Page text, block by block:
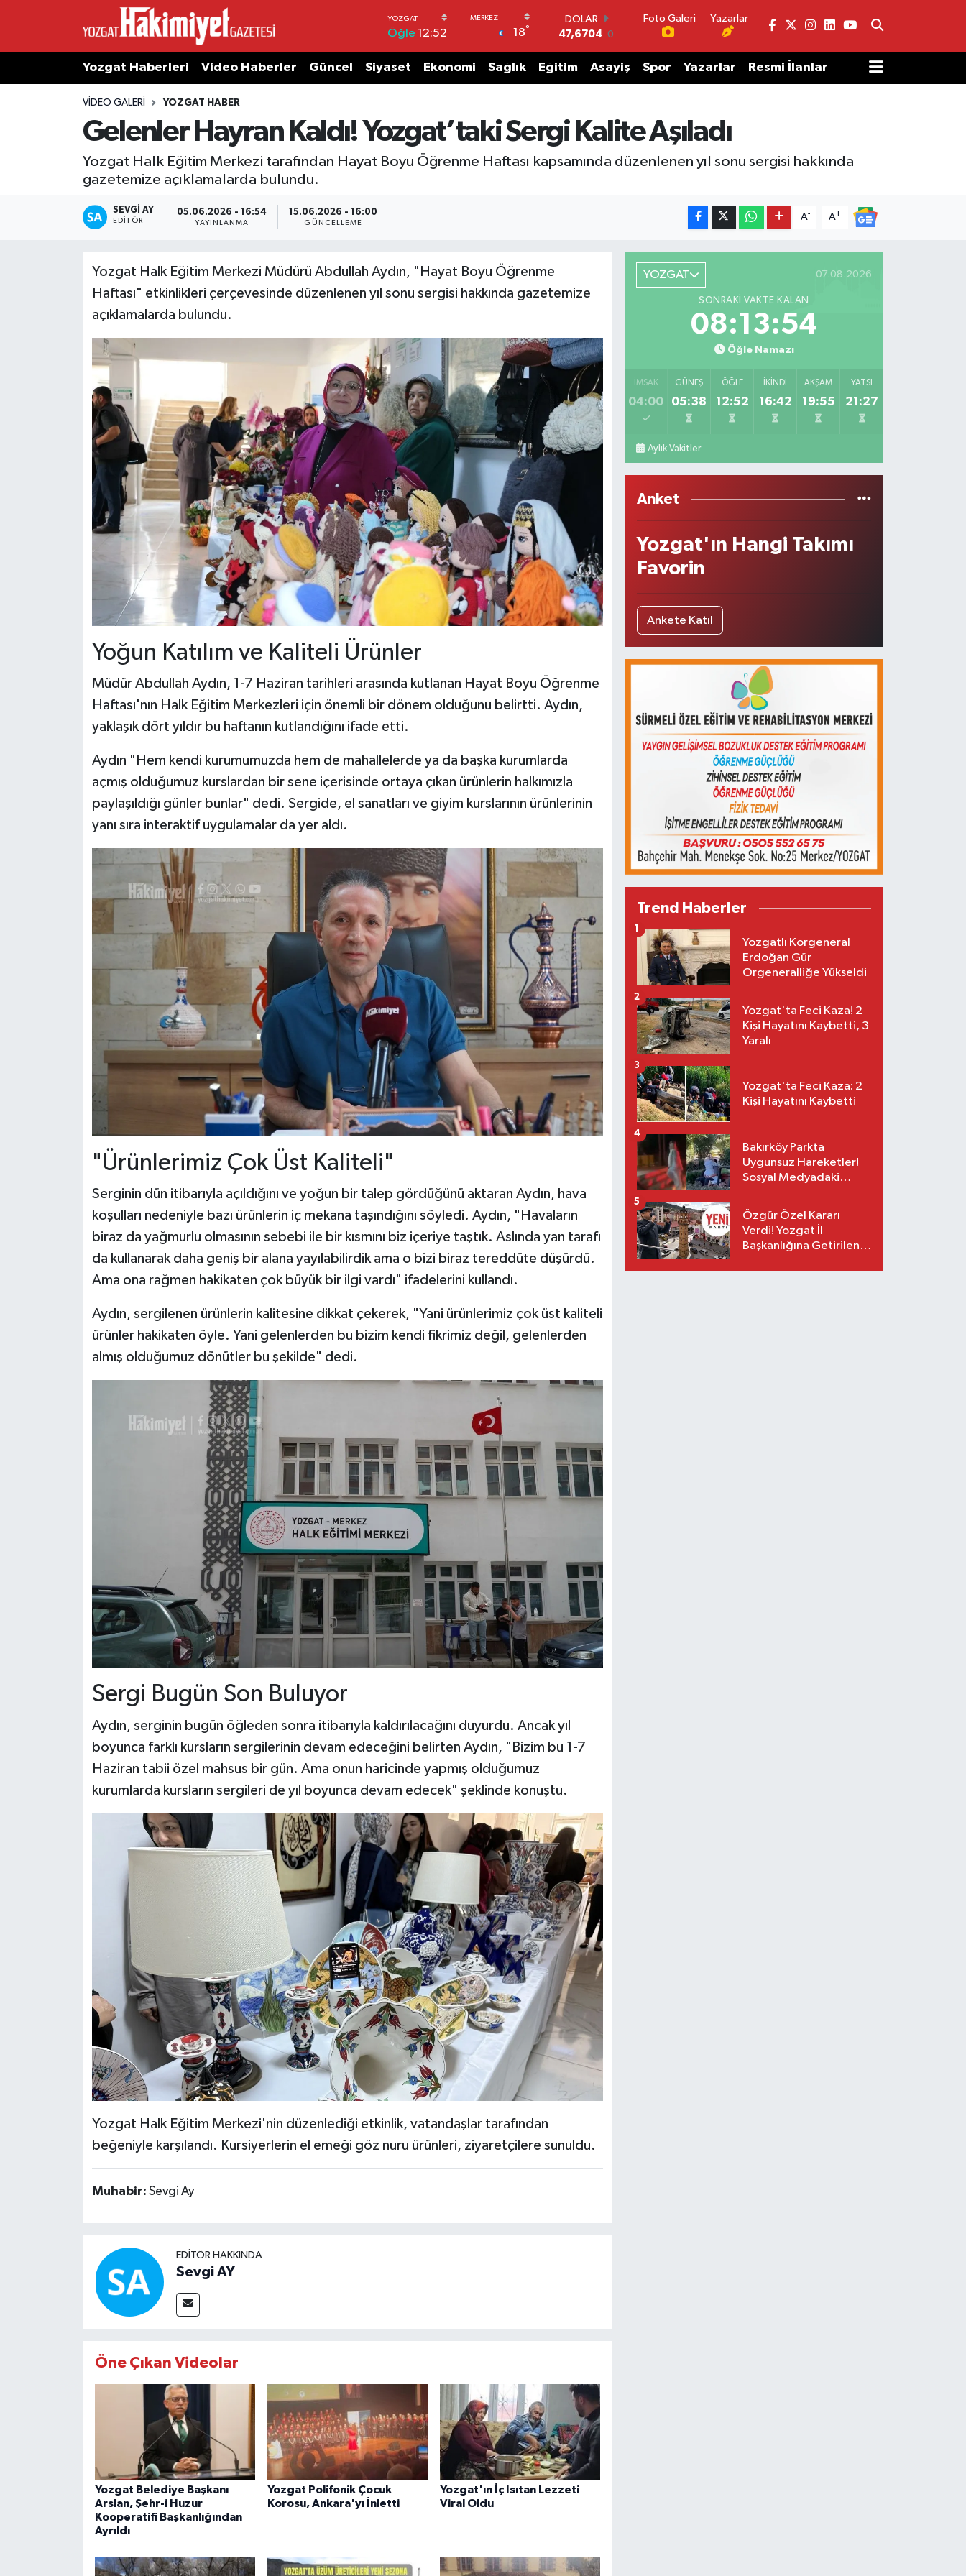
Öğle 12:52 18°
DOLAR
47,6704 0
55,0406 -0.08
6510.40 0.45
BİST100
70
Foto Galeri Yazarlar
Yozgat Haberleri Video Haberler Güncel Siyaset Ekonomi Sağlık Eğitim Asayiş Spor Yazarlar Resmi İlanlar
VIDEO GALERI YOZGAT HABER
Gelenler Hayran Kaldı! Yozgat’taki Sergi Kalite Aşıladı
Yozgat Halk Eğitim Merkezi tarafından Hayat Boyu Öğrenme Haftası kapsamında düzenlenen yıl sonu sergisi hakkında
gazetemize açıklamalarda bulundu.
SEVGI AY
EDITÖR
05.06.2026 - 16:54
YAYINLANMA
15.06.2026 - 16:00
GÜNCELLEME
A- A+
Yozgat Halk Eğitim Merkezi Müdürü Abdullah Aydın, "Hayat Boyu Öğrenme
Haftası" etkinlikleri çerçevesinde düzenlenen yıl sonu sergisi hakkında gazetemize
açıklamalarda bulundu.
Yoğun Katılım ve Kaliteli Ürünler
Müdür Abdullah Aydın, 1-7 Haziran tarihleri arasında kutlanan Hayat Boyu Öğrenme
Haftası'nın Halk Eğitim Merkezleri için önemli bir dönem olduğunu belirtti. Aydın,
yaklaşık dört yıldır bu haftanın kutlandığını ifade etti.
Aydın "Hem kendi kurumumuzda hem de mahallelerde ya da başka kurumlarda
açmış olduğumuz kurslardan bir sene içerisinde ortaya çıkan ürünlerin halkımızla
paylaşıldığı günler bunlar" dedi. Sergide, el sanatları ve giyim kurslarının ürünlerinin
yanı sıra interaktif uygulamalar da yer aldı.
"Ürünlerimiz Çok Üst Kaliteli"
Serginin dün itibarıyla açıldığını ve yoğun bir talep gördüğünü aktaran Aydın, hava
koşulları nedeniyle bazı ürünlerin iç mekana taşındığını söyledi. Aydın, "Havaların
biraz da yağmurlu olmasının sebebi ile bir kısmını biz içeriye taştık. Aslında yan tarafı
da kullanarak daha geniş bir alana yayılabilirdik ama o bizi biraz tereddüte düşürdü.
Ama ona rağmen hakikaten çok büyük bir ilgi vardı" ifadelerini kullandı.
Aydın, sergilenen ürünlerin kalitesine dikkat çekerek, "Yani ürünlerimiz çok üst kaliteli
ürünler hakikaten öyle. Yani gelenlerden bu bizim kendi fikrimiz değil, gelenlerden
almış olduğumuz dönütler bu şekilde" dedi.
Sergi Bugün Son Buluyor
Aydın, serginin bugün öğleden sonra itibarıyla kaldırılacağını duyurdu. Ancak yıl
boyunca farklı kursların sergilerinin devam edeceğini belirten Aydın, "Bizim bu 1-7
Haziran tabii özel mahsus bir gün. Ama onun haricinde yapmış olduğumuz
kurumlarda kursların sergileri de yıl boyunca devam edecek" şeklinde konuştu.
Yozgat Halk Eğitim Merkezi'nin düzenlediği etkinlik, vatandaşlar tarafından
beğeniyle karşılandı. Kursiyerlerin el emeği göz nuru ürünleri, ziyaretçilere sunuldu.
Muhabir: Sevgi Ay
EDITÖR HAKKINDA
Sevgi AY
Öne Çıkan Videolar
Yozgat Belediye Başkanı
Arslan, Şehr-i Huzur
Kooperatifi Başkanlığından
Ayrıldı
Yozgat Polifonik Çocuk
Korosu, Ankara'yı İnletti
Yozgat'ın İç Isıtan Lezzeti
Viral Oldu
YOZGAT 07.08.2026
SONRAKI VAKTE KALAN
08:13:54
Öğle Namazı
İMSAK
04:00
GÜNEŞ
05:38
ÖĞLE
12:52
İKINDI
16:42
AKŞAM
19:55
YATSI
21:27
Aylık Vakitler
Anket
Yozgat'ın Hangi Takımı
Favorin
Ankete Katıl
Trend Haberler
Yozgatlı Korgeneral
Erdoğan Gür
Orgeneralliğe Yükseldi
1
Yozgat'ta Feci Kaza! 2
Kişi Hayatını Kaybetti, 3
Yaralı
2
Yozgat'ta Feci Kaza: 2
Kişi Hayatını Kaybetti
3
Bakırköy Parkta
Uygunsuz Hareketler!
Sosyal Medyadaki
Gözaltı
4
Özgür Özel Kararı
Verdi! Yozgat İl
Başkanlığına Getirilen
5